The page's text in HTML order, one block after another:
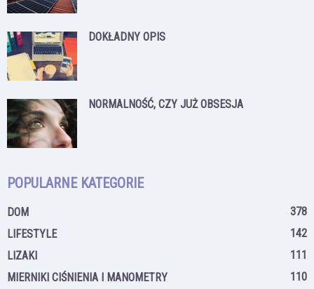
DOKŁADNY OPIS
NORMALNOŚĆ, CZY JUŻ OBSESJA
POPULARNE KATEGORIE
DOM
378
LIFESTYLE
142
LIZAKI
111
MIERNIKI CIŚNIENIA I MANOMETRY
110